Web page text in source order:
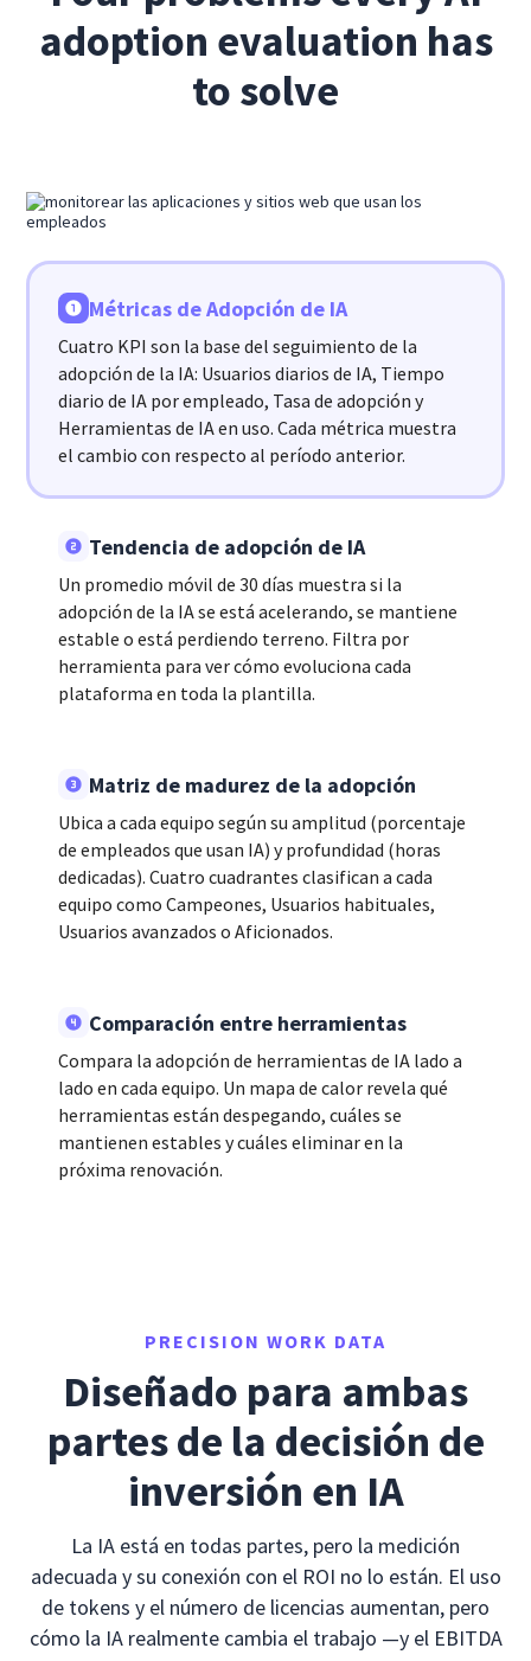
adoption evaluation has
to solve
Métricas de Adopción de IA
Cuatro KPI son la base del seguimiento de la
adopción de la IA: Usuarios diarios de IA, Tiempo
diario de IA por empleado, Tasa de adopción y
Herramientas de IA en uso. Cada métrica muestra
el cambio con respecto al período anterior.
Tendencia de adopción de IA
Un promedio móvil de 30 días muestra si la
adopción de la IA se está acelerando, se mantiene
estable o está perdiendo terreno. Filtra por
herramienta para ver cómo evoluciona cada
plataforma en toda la plantilla.
Matriz de madurez de la adopción
Ubica a cada equipo según su amplitud (porcentaje
de empleados que usan IA) y profundidad (horas
dedicadas). Cuatro cuadrantes clasifican a cada
equipo como Campeones, Usuarios habituales,
Usuarios avanzados o Aficionados.
Comparación entre herramientas
Compara la adopción de herramientas de IA lado a
lado en cada equipo. Un mapa de calor revela qué
herramientas están despegando, cuáles se
mantienen estables y cuáles eliminar en la
próxima renovación.
PRECISION WORK DATA
Diseñado para ambas
partes de la decisión de
inversión en IA
La IA está en todas partes, pero la medición
adecuada y su conexión con el ROI no lo están. El uso
de tokens y el número de licencias aumentan, pero
cómo la IA realmente cambia el trabajo —y el EBITDA